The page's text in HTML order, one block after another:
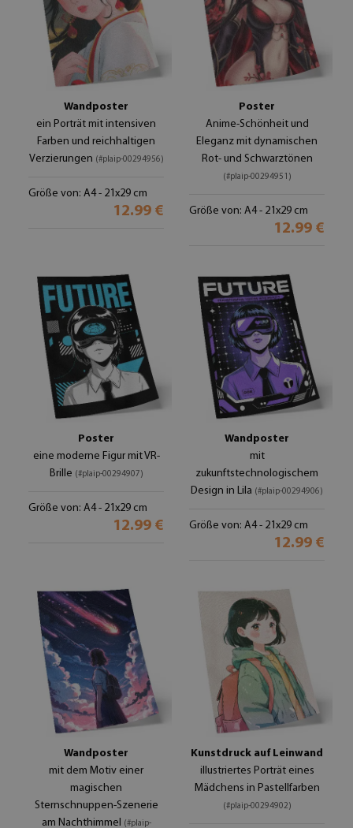
Wandposter
ein Porträt mit intensiven
Farben und reichhaltigen
Verzierungen (#plaip-00294956)
Größe von: A4 - 21x29 cm
12.99 €
Poster
Anime-Schönheit und
Eleganz mit dynamischen
Rot- und Schwarztönen
(#plaip-00294951)
Größe von: A4 - 21x29 cm
12.99 €
Poster
eine moderne Figur mit VR-
Brille (#plaip-00294907)
Größe von: A4 - 21x29 cm
12.99 €
Wandposter
mit
zukunftstechnologischem
Design in Lila (#plaip-00294906)
Größe von: A4 - 21x29 cm
12.99 €
Wandposter
mit dem Motiv einer
magischen
Sternschnuppen-Szenerie
am Nachthimmel (#plaip-
Kunstdruck auf Leinwand
illustriertes Porträt eines
Mädchens in Pastellfarben
(#plaip-00294902)